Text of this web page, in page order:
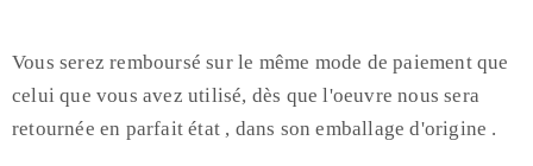
Vous serez remboursé sur le même mode de paiement que
celui que vous avez utilisé, dès que l'oeuvre nous sera
retournée en parfait état , dans son emballage d'origine .